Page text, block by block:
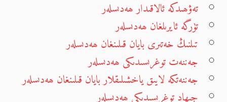
تەۋھىدكە ئالاقىدار ھەدىسلەر
تۈرگە ئايرىلغان ھەدىسلەر
تىلنىڭ خەتىرى بايان قىلىنغان ھەدىسلەر
جەننەت توغرىسىدىكى ھەدىسلەر
جەننەتكە لايىق ياخشىلىقلار بايان قىلىنغان ھەدىسلەر